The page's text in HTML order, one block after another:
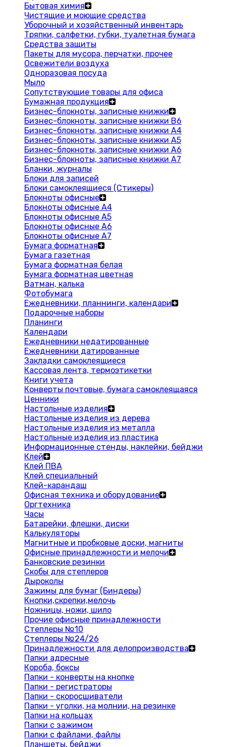
Бытовая химия
Чистящие и моющие средства
Уборочный и хозяйственный инвентарь
Тряпки, салфетки, губки, туалетная бумага
Средства защиты
Пакеты для мусора, перчатки, прочее
Освежители воздуха
Одноразовая посуда
Мыло
Сопутствующие товары для офиса
Бумажная продукция
Бизнес-блокноты, записные книжки
Бизнес-блокноты, записные книжки В6
Бизнес-блокноты, записные книжки A4
Бизнес-блокноты, записные книжки А5
Бизнес-блокноты, записные книжки А6
Бизнес-блокноты, записные книжки А7
Бланки, журналы
Блоки для записей
Блоки самоклеящиеся (Стикеры)
Блокноты офисные
Блокноты офисные A4
Блокноты офисные A5
Блокноты офисные A6
Блокноты офисные A7
Бумага форматная
Бумага газетная
Бумага форматная белая
Бумага форматная цветная
Ватман, калька
Фотобумага
Ежедневники, планнинги, календари
Подарочные наборы
Планинги
Календари
Ежедневники недатированные
Ежедневники датированные
Закладки самоклеящиеся
Кассовая лента, термоэтикетки
Книги учета
Конверты почтовые, бумага самоклеящаяся
Ценники
Настольные изделия
Настольные изделия из дерева
Настольные изделия из металла
Настольные изделия из пластика
Информационные стенды, наклейки, бейджи
Клей
Клей ПВА
Клей специальный
Клей-карандаш
Офисная техника и оборудование
Оргтехника
Часы
Батарейки, флешки, диски
Калькуляторы
Магнитные и пробковые доски, магниты
Офисные принадлежности и мелочи
Банковские резинки
Скобы для степлеров
Дыроколы
Зажимы для бумаг (Биндеры)
Кнопки,скрепки,мелочь
Ножницы, ножи, шило
Прочие офисные принадлежности
Степлеры №10
Степлеры №24/26
Принадлежности для делопроизводства
Папки адресные
Короба, боксы
Папки - конверты на кнопке
Папки - регистраторы
Папки - скоросшиватели
Папки - уголки, на молнии, на резинке
Папки на кольцах
Папки с зажимом
Папки с файлами, файлы
Планшеты, бейджи